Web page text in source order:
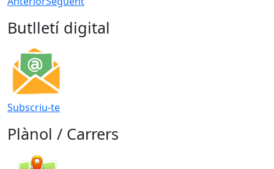
Butlletí digital
Subscriu-te
Plànol / Carrers